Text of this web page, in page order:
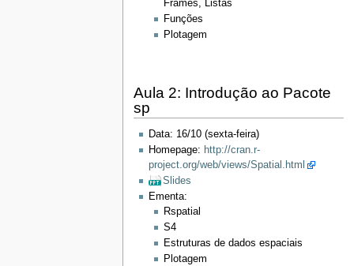
Frames, Listas
Funções
Plotagem
Aula 2: Introdução ao Pacote
sp
Data: 16/10 (sexta-feira)
Homepage: http://cran.r-
project.org/web/views/Spatial.html
Slides
Ementa:
Rspatial
S4
Estruturas de dados espaciais
Plotagem